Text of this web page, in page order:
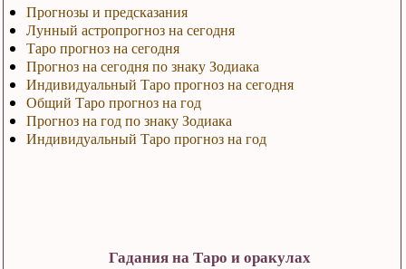
Прогнозы и предсказания
Лунный астропрогноз на сегодня
Таро прогноз на сегодня
Прогноз на сегодня по знаку Зодиака
Индивидуальный Таро прогноз на сегодня
Общий Таро прогноз на год
Прогноз на год по знаку Зодиака
Индивидуальный Таро прогноз на год
Гадания на Таро и оракулах